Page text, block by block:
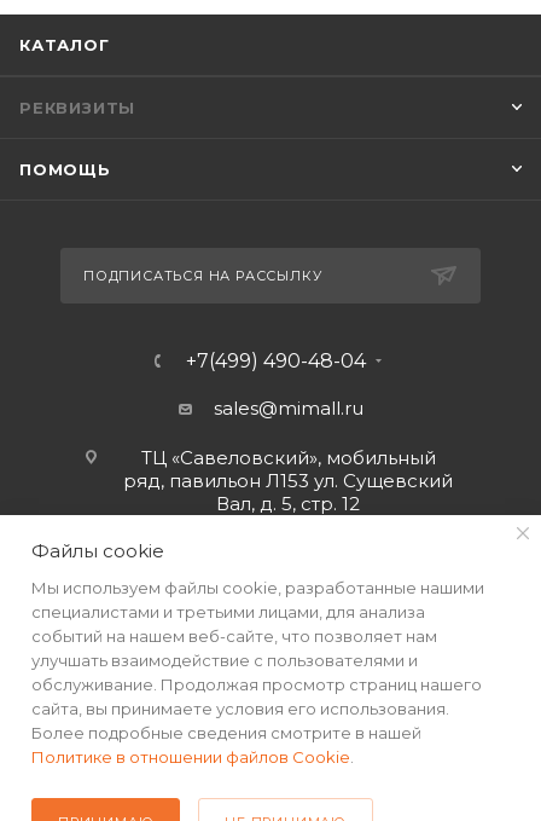
КАТАЛОГ
РЕКВИЗИТЫ
ПОМОЩЬ
ПОДПИСАТЬСЯ НА РАССЫЛКУ
+7(499) 490-48-04
sales@mimall.ru
ТЦ «Савеловский», мобильный
ряд, павильон Л153 ул. Сущевский
Вал, д. 5, стр. 12
2026 © Интернет-магазин MiMall® • Не является публичной
офертой • 2026 г.
Файлы cookie
Мы используем файлы cookie, разработанные нашими
специалистами и третьими лицами, для анализа
событий на нашем веб-сайте, что позволяет нам
улучшать взаимодействие с пользователями и
обслуживание. Продолжая просмотр страниц нашего
сайта, вы принимаете условия его использования.
Более подробные сведения смотрите в нашей
Политике в отношении файлов Cookie